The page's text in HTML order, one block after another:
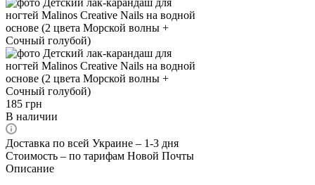
185 грн
В наличии
Доставка по всей Украине – 1-3 дня
Стоимость – по тарифам Новой Почты
Описание